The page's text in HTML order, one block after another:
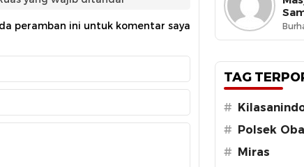
peramban ini untuk komentar saya
TAG
#
#
Polsek
#
Miras